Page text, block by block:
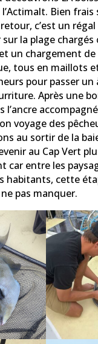
Bien frais
c’est un régal
la plage chargés
un chargement de
tous en maillots
pour passer un
Après une
l’ancre
voyage des
au sortir de la
au Cap Vert
car entre les
habitants, cette
pas manquer.